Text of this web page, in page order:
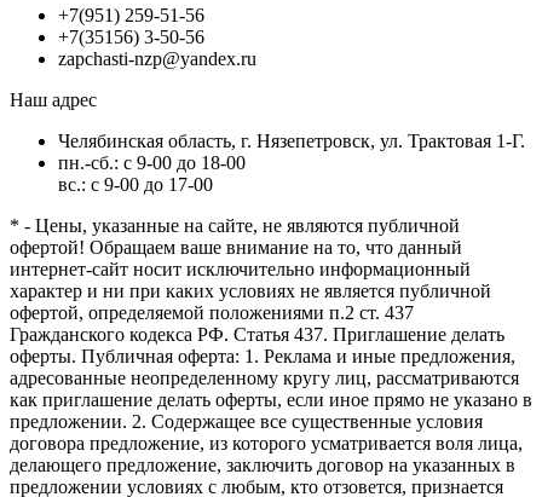
+7(951) 259-51-56
+7(35156) 3-50-56
zapchasti-nzp@yandex.ru
Наш адрес
Челябинская область, г. Нязепетровск, ул. Трактовая 1-Г.
пн.-сб.: с 9-00 до 18-00
вс.: с 9-00 до 17-00
* - Цены, указанные на сайте, не являются публичной
офертой! Обращаем ваше внимание на то, что данный
интернет-сайт носит исключительно информационный
характер и ни при каких условиях не является публичной
офертой, определяемой положениями п.2 ст. 437
Гражданского кодекса РФ. Статья 437. Приглашение делать
оферты. Публичная оферта: 1. Реклама и иные предложения,
адресованные неопределенному кругу лиц, рассматриваются
как приглашение делать оферты, если иное прямо не указано в
предложении. 2. Содержащее все существенные условия
договора предложение, из которого усматривается воля лица,
делающего предложение, заключить договор на указанных в
предложении условиях с любым, кто отзовется, признается